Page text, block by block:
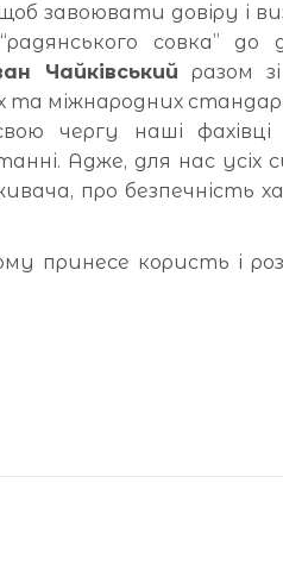
завоювати довіру і
совка” до
Чайківський разом
міжнародних
чергу наші фахівці
Адже, для нас усіх
про безпечність
принесе користь і